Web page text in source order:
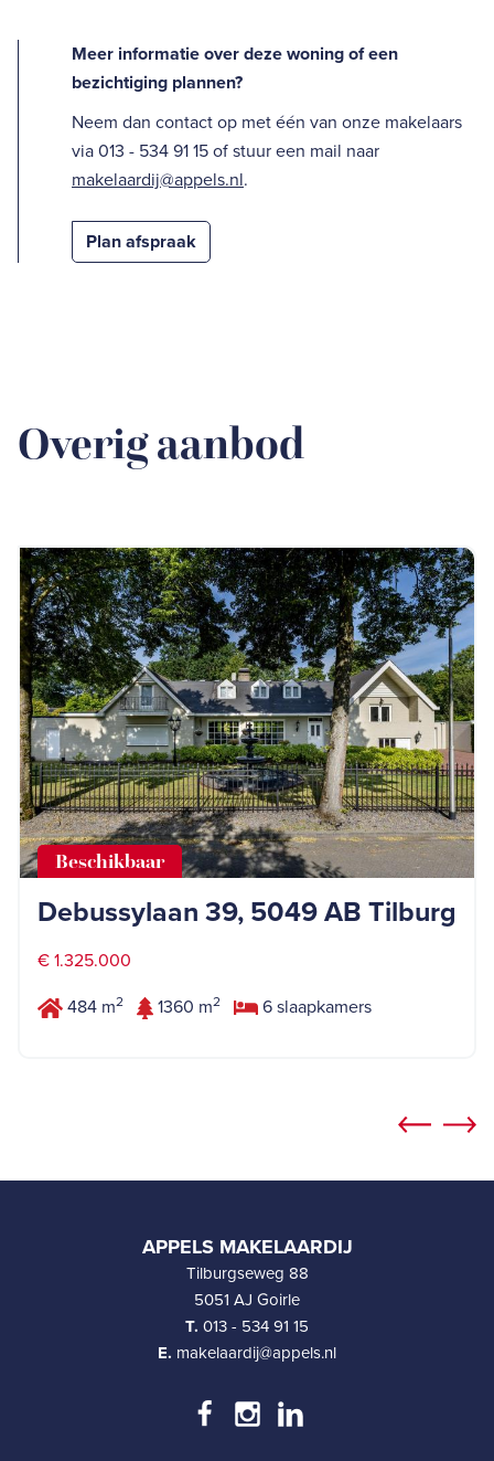
Meer informatie over deze woning of een
bezichtiging plannen?
Neem dan contact op met één van onze makelaars
via 013 - 534 91 15 of stuur een mail naar
makelaardij@appels.nl.
Plan afspraak
Overig aanbod
Beschikbaar
Debussylaan 39, 5049 AB Tilburg
€ 1.325.000
484 m2 1360 m2 6 slaapkamers
APPELS MAKELAARDIJ
Tilburgseweg 88
5051 AJ Goirle
T. 013 - 534 91 15
E. makelaardij@appels.nl